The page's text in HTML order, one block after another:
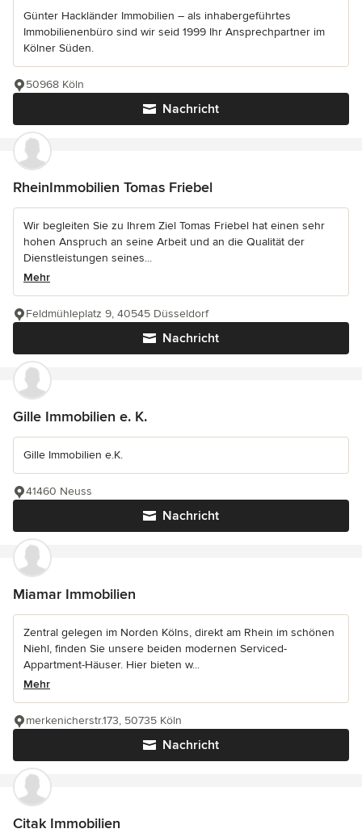
Günter Hackländer Immobilien – als inhabergeführtes
Immobilienenbüro sind wir seid 1999 Ihr Ansprechpartner im
Kölner Süden.
Nachricht
50968 Köln
RheinImmobilien Tomas Friebel
Wir begleiten Sie zu Ihrem Ziel Tomas Friebel hat einen sehr
hohen Anspruch an seine Arbeit und an die Qualität der
Dienstleistungen seines...
Mehr
Nachricht
Feldmühleplatz 9, 40545 Düsseldorf
Gille Immobilien e. K.
Gille Immobilien e.K.
Nachricht
41460 Neuss
Miamar Immobilien
Zentral gelegen im Norden Kölns, direkt am Rhein im schönen
Niehl, finden Sie unsere beiden modernen Serviced-
Appartment-Häuser. Hier bieten w...
Mehr
Nachricht
merkenicherstr.173, 50735 Köln
Citak Immobilien